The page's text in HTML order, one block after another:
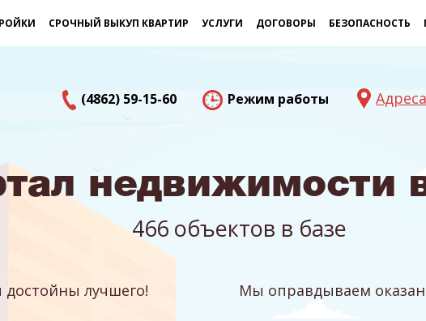
СРОЧНЫЙ ВЫКУП КВАРТИР УСЛУГИ ДОГОВОРЫ БЕЗОПАСНОСТЬ
(4862) 59-15-60 Режим работы
недвижимости
466 объектов в базе
лучшего! Мы оправдываем